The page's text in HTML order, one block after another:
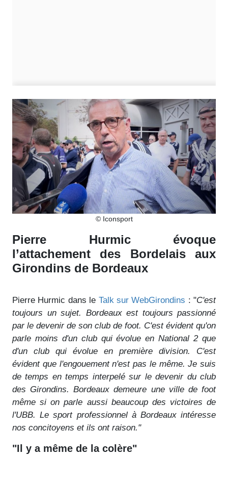
© Iconsport
Pierre Hurmic évoque
l’attachement des Bordelais aux
Girondins de Bordeaux
Pierre Hurmic dans le Talk sur WebGirondins : "C'est
toujours un sujet. Bordeaux est toujours passionné
par le devenir de son club de foot. C'est évident qu'on
parle moins d'un club qui évolue en National 2 que
d'un club qui évolue en première division. C'est
évident que l'engouement n'est pas le même. Je suis
de temps en temps interpelé sur le devenir du club
des Girondins. Bordeaux demeure une ville de foot
même si on parle aussi beaucoup des victoires de
l'UBB. Le sport professionnel à Bordeaux intéresse
nos concitoyens et ils ont raison."
"Il y a même de la colère"